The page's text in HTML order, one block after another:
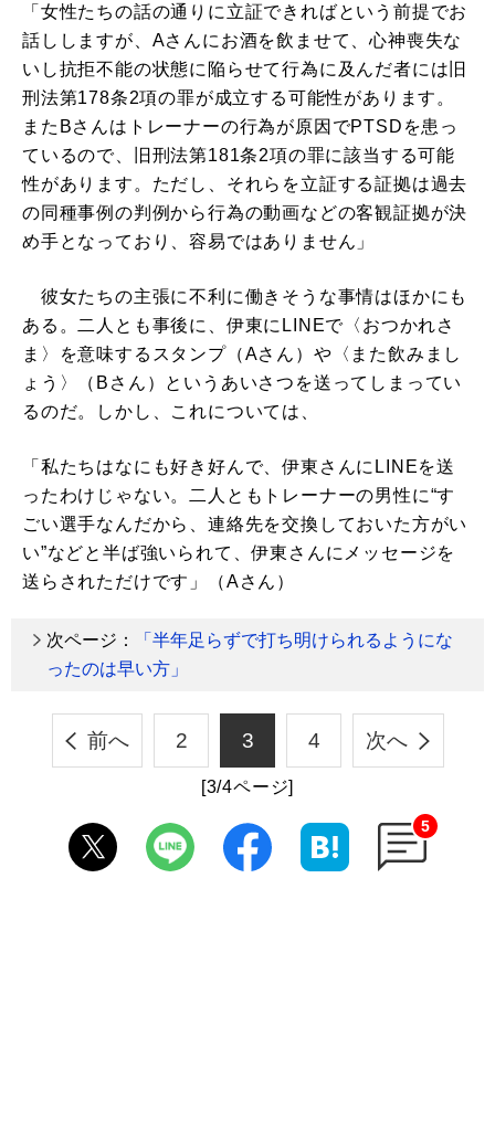
「女性たちの話の通りに立証できればという前提でお
話ししますが、Aさんにお酒を飲ませて、心神喪失な
いし抗拒不能の状態に陥らせて行為に及んだ者には旧
刑法第178条2項の罪が成立する可能性があります。
またBさんはトレーナーの行為が原因でPTSDを患っ
ているので、旧刑法第181条2項の罪に該当する可能
性があります。ただし、それらを立証する証拠は過去
の同種事例の判例から行為の動画などの客観証拠が決
め手となっており、容易ではありません」
彼女たちの主張に不利に働きそうな事情はほかにも
ある。二人とも事後に、伊東にLINEで〈おつかれさ
ま〉を意味するスタンプ（Aさん）や〈また飲みまし
ょう〉（Bさん）というあいさつを送ってしまってい
るのだ。しかし、これについては、
「私たちはなにも好き好んで、伊東さんにLINEを送
ったわけじゃない。二人ともトレーナーの男性に“す
ごい選手なんだから、連絡先を交換しておいた方がい
い”などと半ば強いられて、伊東さんにメッセージを
送らされただけです」（Aさん）
次ページ：
「半年足らずで打ち明けられるようにな
ったのは早い方」
前へ 2 3 4 次へ
[3/4ページ]
5